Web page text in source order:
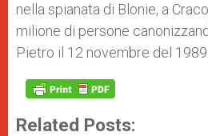
nella spianata di Blonie, a
milione di persone
Pietro il 12 novembre del 1989.
Related Posts: